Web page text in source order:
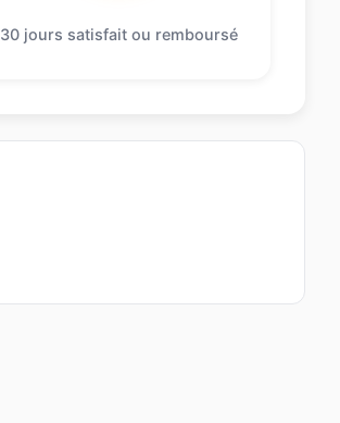
30 jours satisfait ou remboursé